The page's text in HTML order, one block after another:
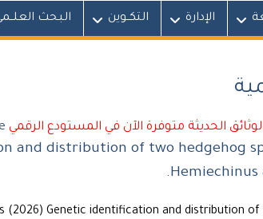
الإدارة التكــوين البـحث
الحديثة متوفرة الآن في المستودع الرقمي
and distribution of two hedgehog
Hemiechinus
(2026) Genetic identification and distribution